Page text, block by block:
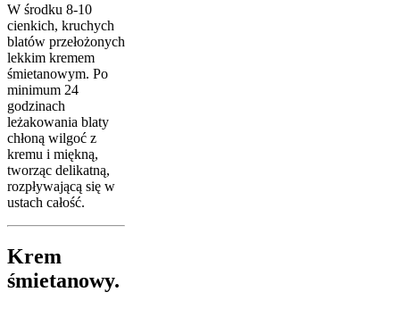
W środku 8-10
cienkich, kruchych
blatów przełożonych
lekkim kremem
śmietanowym. Po
minimum 24
godzinach
leżakowania blaty
chłoną wilgoć z
kremu i miękną,
tworząc delikatną,
rozpływającą się w
ustach całość.
Krem
śmietanowy.